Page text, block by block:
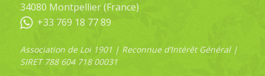
34080 Montpellier (France)
+33 769 18 77 89
Association de Loi 1901 | Reconnue d’Intérêt Général |
SIRET 788 604 718 00031